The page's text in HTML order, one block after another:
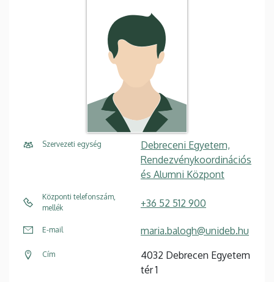
Szervezeti egység
Debreceni Egyetem,
Rendezvénykoordinációs
és Alumni Központ
Központi telefonszám,
mellék
+36 52 512 900
E-mail maria.balogh@unideb.hu
Cím
4032 Debrecen Egyetem
tér 1